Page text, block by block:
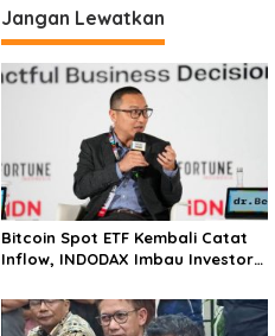
Jangan Lewatkan
Bitcoin Spot ETF Kembali Catat
Inflow, INDODAX Imbau Investor